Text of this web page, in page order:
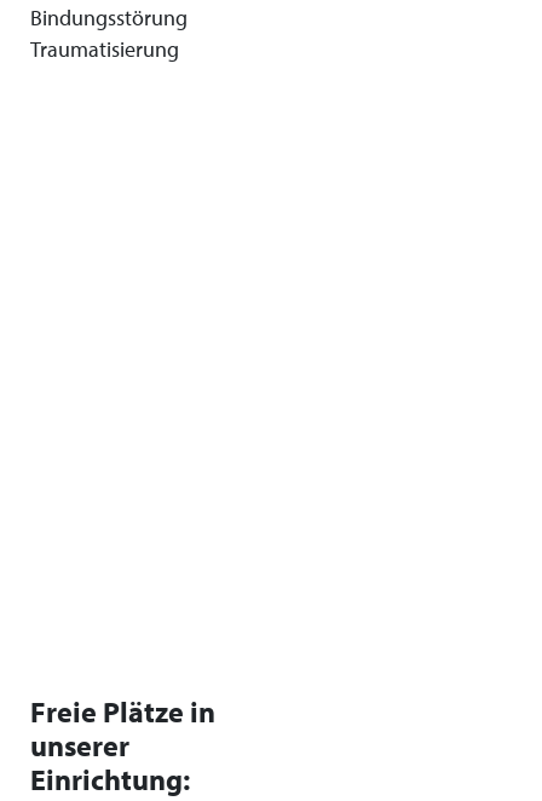
Bindungsstörung
Traumatisierung
Freie Plätze in
unserer
Einrichtung: